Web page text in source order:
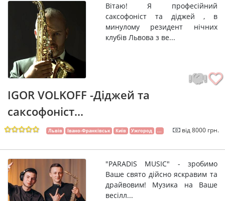
Вітаю! Я професійний
саксофоніст та діджей , в
минулому резидент нічних
клубів Львова з ве...
IGOR VOLKOFF -Діджей та
саксофоніст...
Львів Івано-Франківськ Київ Ужгород ... від 8000 грн.
"PARADIS MUSIC" - зробимо
Ваше свято дійсно яскравим та
драйвовим! Музика на Ваше
весілл...